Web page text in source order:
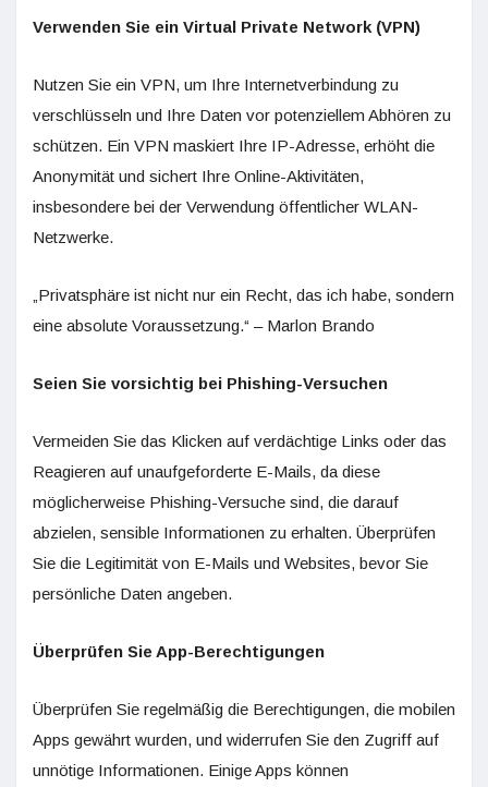
Verwenden Sie ein Virtual Private Network (VPN)
Nutzen Sie ein VPN, um Ihre Internetverbindung zu
verschlüsseln und Ihre Daten vor potenziellem Abhören zu
schützen. Ein VPN maskiert Ihre IP-Adresse, erhöht die
Anonymität und sichert Ihre Online-Aktivitäten,
insbesondere bei der Verwendung öffentlicher WLAN-
Netzwerke.
„Privatsphäre ist nicht nur ein Recht, das ich habe, sondern
eine absolute Voraussetzung.“ – Marlon Brando
Seien Sie vorsichtig bei Phishing-Versuchen
Vermeiden Sie das Klicken auf verdächtige Links oder das
Reagieren auf unaufgeforderte E-Mails, da diese
möglicherweise Phishing-Versuche sind, die darauf
abzielen, sensible Informationen zu erhalten. Überprüfen
Sie die Legitimität von E-Mails und Websites, bevor Sie
persönliche Daten angeben.
Überprüfen Sie App-Berechtigungen
Überprüfen Sie regelmäßig die Berechtigungen, die mobilen
Apps gewährt wurden, und widerrufen Sie den Zugriff auf
unnötige Informationen. Einige Apps können